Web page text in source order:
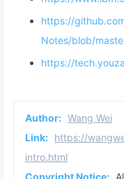
https://
Notes/blob/
https://
Author: Wang Wei
Link: https://
intro.html
Copyright Notice: